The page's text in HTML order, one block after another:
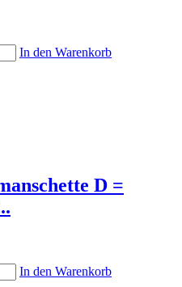
In den Warenkorb
D =
In den Warenkorb